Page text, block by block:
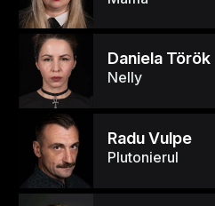
Daniela Török
Nelly
Radu Vulpe
Plutonierul